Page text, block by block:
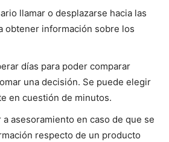
llamar o desplazarse hacia las
obtener información sobre los
días para poder comparar
una decisión. Se puede elegir
en cuestión de minutos.
asesoramiento en caso de que se
respecto de un producto